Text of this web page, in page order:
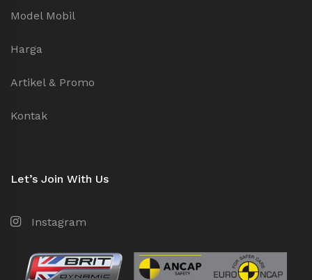
Model Mobil
Harga
Artikel & Promo
Kontak
Let’s Join With Us
Instagram